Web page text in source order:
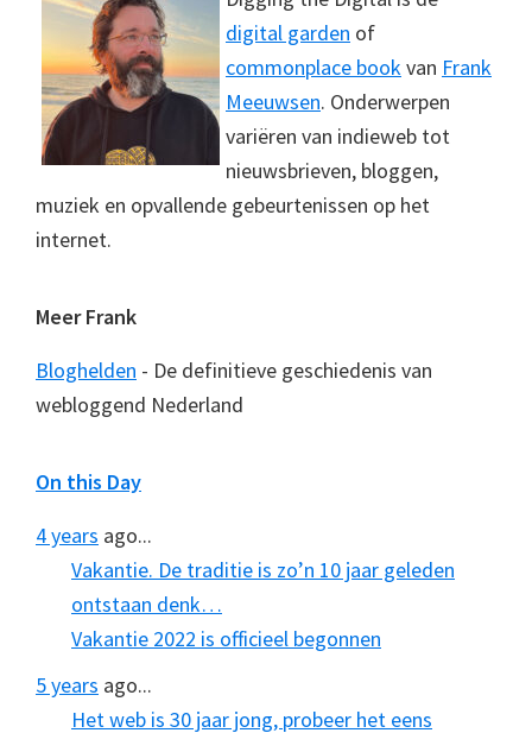
digital garden of
commonplace bookvan Frank
Meeuwsen. Onderwerpen
variëren van indieweb tot
nieuwsbrieven, bloggen,
muziek en opvallende gebeurtenissen op het
internet.
Meer Frank
Bloghelden - De definitieve geschiedenis van
webloggend Nederland
On this Day
4 years ago...
Vakantie. De traditie is zo’n 10 jaar geleden
ontstaan denk…
Vakantie 2022 is officieel begonnen
5 years ago...
Het web is 30 jaar jong, probeer het eens